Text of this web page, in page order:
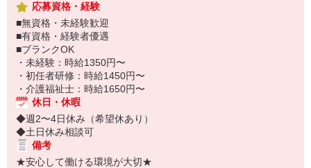
応募資格・経験
■無資格・未経験歓迎
■有資格・経験者優遇
■ブランクOK
・未経験：時給1350円〜
・初任者研修：時給1450円〜
・介護福祉士：時給1650円〜
休日・休暇
◆週2〜4日休み（希望休あり）
◆土日休み相談可
備考
★安心して働ける環境が大切★